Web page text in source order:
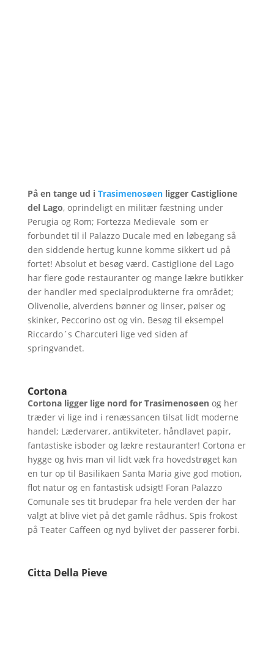
På en tange ud i Trasimenosøenligger Castiglione
del Lago, oprindeligt en militær fæstning under
Perugia og Rom; Fortezza Medievale som er
forbundet til il Palazzo Ducale med en løbegang så
den siddende hertug kunne komme sikkert ud på
fortet! Absolut et besøg værd. Castiglione del Lago
har flere gode restauranter og mange lækre butikker
der handler med specialprodukterne fra området;
Olivenolie, alverdens bønner og linser, pølser og
skinker, Peccorino ost og vin. Besøg til eksempel
Riccardo´s Charcuteri lige ved siden af
springvandet.
Cortona
Cortona ligger lige nord for Trasimenosøenog her
træder vi lige ind i renæssancen tilsat lidt moderne
handel; Lædervarer, antikviteter, håndlavet papir,
fantastiske isboder og lækre restauranter! Cortona er
hygge og hvis man vil lidt væk fra hovedstrøget kan
en tur op til Basilikaen Santa Maria give god motion,
flot natur og en fantastisk udsigt! Foran Palazzo
Comunale ses tit brudepar fra hele verden der har
valgt at blive viet på det gamle rådhus. Spis frokost
på Teater Caffeen og nyd bylivet der passerer forbi.
Citta Della Pieve